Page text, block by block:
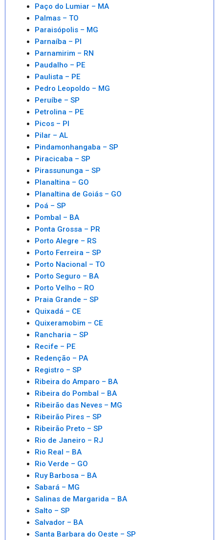
Paço do Lumiar – MA
Palmas – TO
Paraisópolis – MG
Parnaíba – PI
Parnamirim – RN
Paudalho – PE
Paulista – PE
Pedro Leopoldo – MG
Peruíbe – SP
Petrolina – PE
Picos – PI
Pilar – AL
Pindamonhangaba – SP
Piracicaba – SP
Pirassununga – SP
Planaltina – GO
Planaltina de Goiás – GO
Poá – SP
Pombal – BA
Ponta Grossa – PR
Porto Alegre – RS
Porto Ferreira – SP
Porto Nacional – TO
Porto Seguro – BA
Porto Velho – RO
Praia Grande – SP
Quixadá – CE
Quixeramobim – CE
Rancharia – SP
Recife – PE
Redenção – PA
Registro – SP
Ribeira do Amparo – BA
Ribeira do Pombal – BA
Ribeirão das Neves – MG
Ribeirão Pires – SP
Ribeirão Preto – SP
Rio de Janeiro – RJ
Rio Real – BA
Rio Verde – GO
Ruy Barbosa – BA
Sabará – MG
Salinas de Margarida – BA
Salto – SP
Salvador – BA
Santa Barbara do Oeste – SP